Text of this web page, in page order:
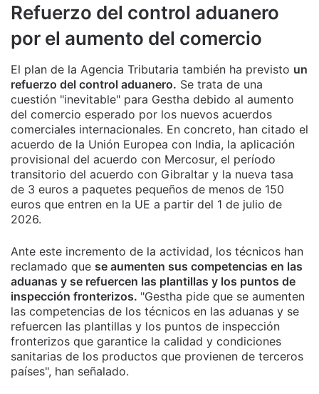
Refuerzo del control aduanero
por el aumento del comercio
El plan de la Agencia Tributaria también ha previsto un
refuerzo del control aduanero. Se trata de una
cuestión "inevitable" para Gestha debido al aumento
del comercio esperado por los nuevos acuerdos
comerciales internacionales. En concreto, han citado el
acuerdo de la Unión Europea con India, la aplicación
provisional del acuerdo con Mercosur, el período
transitorio del acuerdo con Gibraltar y la nueva tasa
de 3 euros a paquetes pequeños de menos de 150
euros que entren en la UE a partir del 1 de julio de
2026.
Ante este incremento de la actividad, los técnicos han
reclamado que se aumenten sus competencias en las
aduanas y se refuercen las plantillas y los puntos de
inspección fronterizos. "Gestha pide que se aumenten
las competencias de los técnicos en las aduanas y se
refuercen las plantillas y los puntos de inspección
fronterizos que garantice la calidad y condiciones
sanitarias de los productos que provienen de terceros
países", han señalado.